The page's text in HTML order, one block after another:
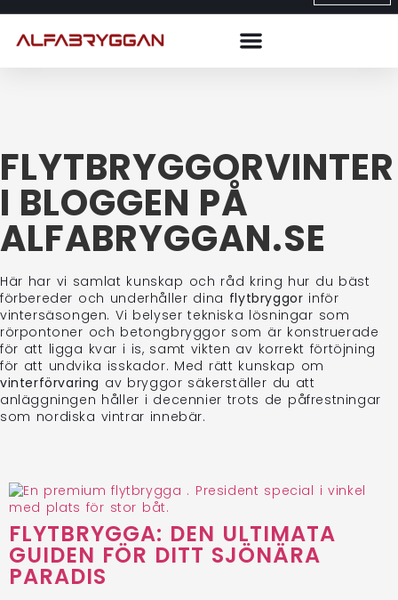
FLYTBRYGGORVINTER
I BLOGGEN PÅ
ALFABRYGGAN.SE
Här har vi samlat kunskap och råd kring hur du bäst
förbereder och underhåller dina flytbryggor inför
vintersäsongen. Vi belyser tekniska lösningar som
rörpontoner och betongbryggor som är konstruerade
för att ligga kvar i is, samt vikten av korrekt förtöjning
för att undvika isskador. Med rätt kunskap om
vinterförvaring av bryggor säkerställer du att
anläggningen håller i decennier trots de påfrestningar
som nordiska vintrar innebär.
FLYTBRYGGA: DEN ULTIMATA
GUIDEN FÖR DITT SJÖNÄRA
PARADIS